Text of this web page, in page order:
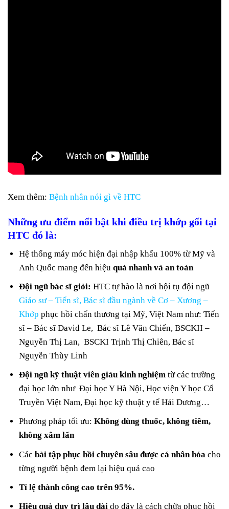
Xem thêm: Bệnh nhân nói gì về HTC
Những ưu điểm nổi bật khi điều trị khớp gối tại
HTC đó là:
Hệ thống máy móc hiện đại nhập khẩu 100% từ Mỹ và
Anh Quốc mang đến hiệuquả nhanh và an toàn
Đội ngũ bác sĩ giỏi: HTC tự hào là nơi hội tụ đội ngũ
Giáo sư – Tiến sĩ, Bác sĩ đầu ngành về Cơ – Xương –
Khớp phục hồi chấn thương tại Mỹ, Việt Nam như: Tiến
sĩ – Bác sĩ David Le, Bác sĩ Lê Văn Chiến, BSCKII –
Nguyễn Thị Lan, BSCKI Trịnh Thị Chiên, Bác sĩ
Nguyễn Thùy Linh
Đội ngũ kỹ thuật viên giàu kinh nghiệm từ các trường
đại học lớn như Đại học Y Hà Nội, Học viện Y học Cổ
Truyền Việt Nam, Đại học kỹ thuật y tế Hải Dương…
Phương pháp tối ưu:Không dùng thuốc, không tiêm,
không xâm lấn
Cácbài tập phục hồi chuyên sâu được cá nhân hóa cho
từng người bệnh đem lại hiệu quả cao
Tỉ lệ thành công cao trên 95%.
Hiệu quả duy trì lâu dài do đây là cách chữa phục hồi